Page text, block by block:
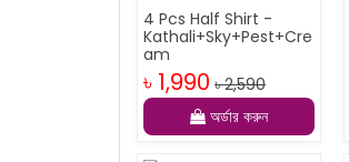
4 Pcs Half Shirt -
Kathali+Sky+Pest+Cre
am
৳ 1,990 ৳ 2,590
অর্ডার করুন